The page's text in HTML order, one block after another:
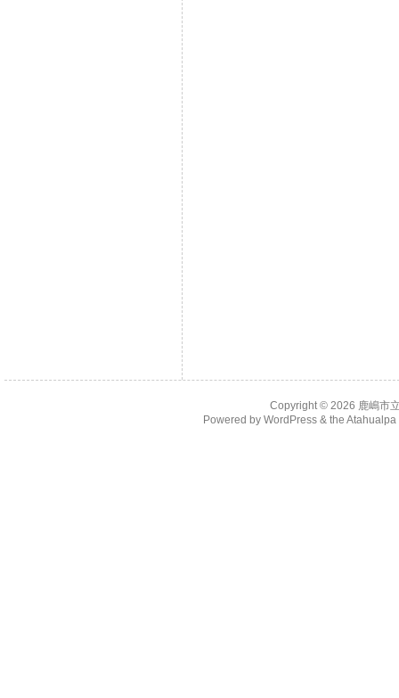
Copyright © 2026 鹿嶋市
Powered by WordPress& the Atahualpa